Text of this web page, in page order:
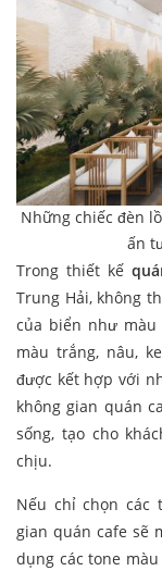
Những chiếc đèn
ấn
Trong thiết kế
Trung Hải, không
của biển như
màu trắng, nâu,
được kết hợp với
không gian quán
sống, tạo cho
chịu.
Nếu chỉ chọn các
gian quán cafe sẽ
dụng các tone